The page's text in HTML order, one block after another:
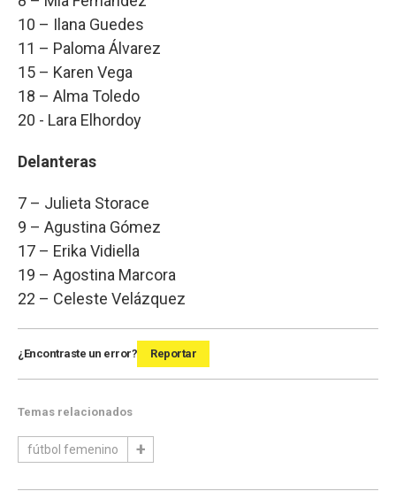
10 – Ilana Guedes
11 – Paloma Álvarez
15 – Karen Vega
18 – Alma Toledo
20 - Lara Elhordoy
Delanteras
7 – Julieta Storace
9 – Agustina Gómez
17 – Erika Vidiella
19 – Agostina Marcora
22 – Celeste Velázquez
¿Encontraste un error? Reportar
Temas relacionados
fútbol femenino